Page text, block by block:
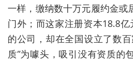
一样，缴纳数十万元履约金或
门外；而这家注册资本18.8
的公司，却在全国设立了数
质”为噱头，吸引没有资质的